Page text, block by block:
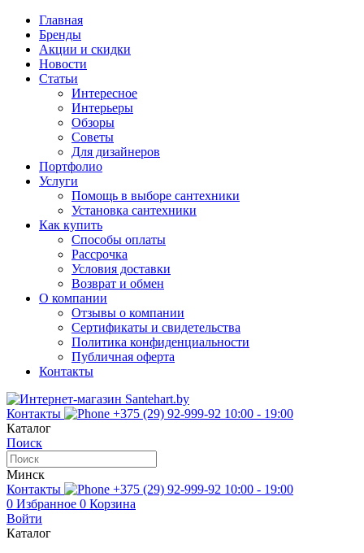
Главная
Бренды
Акции и скидки
Новости
Статьи
Интересное
Интерьеры
Обзоры
Советы
Для дизайнеров
Портфолио
Услуги
Помощь в выборе сантехники
Установка сантехники
Как купить
Способы оплаты
Рассрочка
Условия доставки
Возврат и обмен
О компании
Отзывы о компании
Сертификаты и свидетельства
Политика конфиденциальности
Публичная оферта
Контакты
Контакты +375 (29) 92-999-92 10:00 - 19:00
Каталог
Поиск
Минск
Контакты
+375 (29) 92-999-92 10:00 - 19:00
0 Избранное 0 Корзина
Войти
Каталог